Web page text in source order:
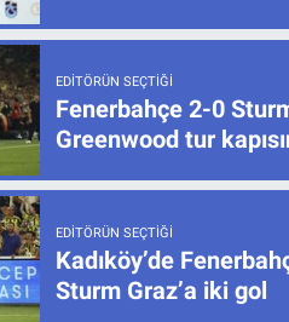
EDITÖRÜN SEÇTIĞI
Fenerbahçe 2-0
Greenwood tur
EDITÖRÜN SEÇTIĞI
Kadıköy’de
Sturm Graz’a iki gol